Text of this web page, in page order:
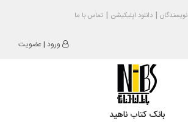
نویسندگان دانلود اپلیکیشن تماس با ما
ورود |عضویت
بانک کتاب ناهید